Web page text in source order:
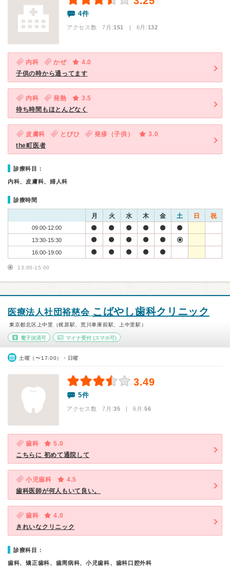
4件
アクセス数 7月:151 | 6月:132
内科 かぜ
4.0
子供の時から通ってます
内科 発熱
3.5
待ち時間もほとんどなく
皮膚科 とびひ 発疹（子供）
3.0
the町医者
診療科目：
内科、皮膚科、婦人科
診療時間
月 火 水 木 金 土 日 祝
09:00-12:00
13:30-15:30
16:00-19:00
13:00-15:00
医療法人社団裕慈会 こばやし歯科クリニック
東京都北区上中里（梶原駅、荒川車庫前駅、上中里駅）
電子決済可 マイナ受付(スマホ可)
土曜（〜17:00）・日曜
3.49
5件
アクセス数 7月:35 | 6月:56
歯科
5.0
こちらに 初めて通院して
小児歯科
4.5
歯科医師が何人もいて良い。
歯科
4.0
きれいなクリニック
診療科目：
歯科、矯正歯科、歯周病科、小児歯科、歯科口腔外科